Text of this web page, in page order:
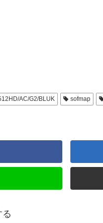
AC/G2/BLUK sofmap